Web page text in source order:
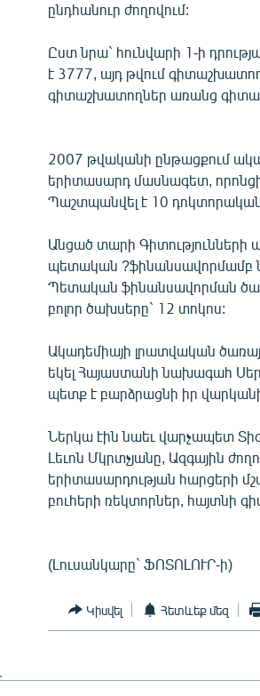
ընդհանուր ժողովում:
Ըստ նրա` հունվարի 1-ի
է 3777, այդ թվում
գիտաշխատողներ առանց
2007 թվականի ընթացքում
երիտասարդ մասնագետ,
Պաշտպանվել է 10
Անցած տարի Գիտությունների
պետական ?ֆինանսավորմամբ
Պետական ֆինանսավորման
բոլոր ծախսերը` 12 տոկոս:
Ակադեմիայի լրատվական
եկել Հայաստանի նախագահ
պետք է բարձրացնի իր
Ներկա էին նաեւ վարչապետ
Լեւոն Մկրտչյանը, Ազգային
երիտասարդության հարցերի
բուհերի ռեկտորներ, հայտնի
(Լուսանկարը` ՖՈՏՈԼՈՒՐ-ի)
Կիսվել Հետևեք մեզ